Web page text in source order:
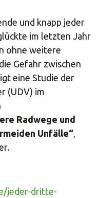
und knapp jeder
im letzten Jahr
ohne weitere
Gefahr zwischen
eine Studie der
(UDV) im
Radwege und
Unfälle“,
jeder-dritte-